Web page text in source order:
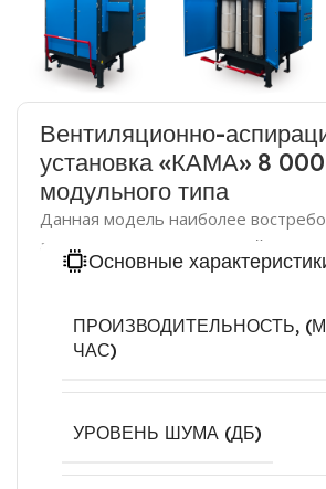
Вентиляционно-
установка «КАМА» 8 000
модульного типа
Данная модель наиболее
аспирации столов лазерной резки
постов.Основные
ПРОИЗВОДИТЕЛЬНОСТЬ,
ЧАС)
УРОВЕНЬ ШУМА (ДБ)